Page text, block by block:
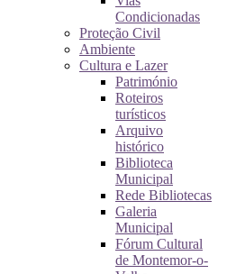
Condicionadas
Proteção Civil
Ambiente
Cultura e Lazer
Património
Roteiros
turísticos
Arquivo
histórico
Biblioteca
Municipal
Rede Bibliotecas
Galeria
Municipal
Fórum Cultural
de Montemor-o-